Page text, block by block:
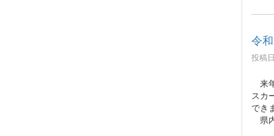
令
投稿
来
スカ
でき
県